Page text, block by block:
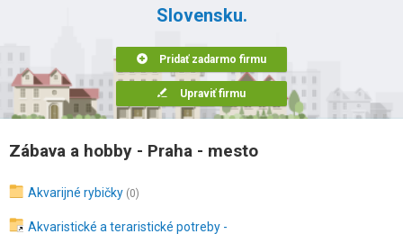
Slovensku.
Pridať zadarmo firmu
Upraviť firmu
Zábava a hobby - Praha - mesto
Akvarijné rybičky (0)
Akvaristické a teraristické potreby -